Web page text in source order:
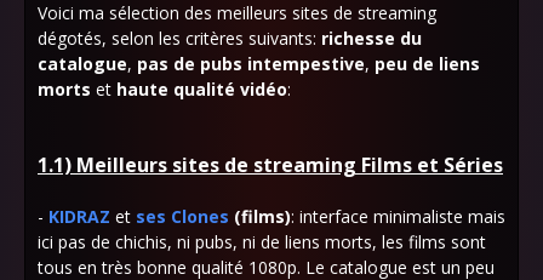
Voici ma sélection des meilleurs sites de streaming
dégotés, selon les critères suivants: richesse du
catalogue, pas de pubs intempestive, peu de liens
morts et haute qualité vidéo:
1.1) Meilleurs sites de streaming Films et Séries
- KIDRAZ et ses Clones (films): interface minimaliste mais
ici pas de chichis, ni pubs, ni de liens morts, les films sont
tous en très bonne qualité 1080p. Le catalogue est un peu